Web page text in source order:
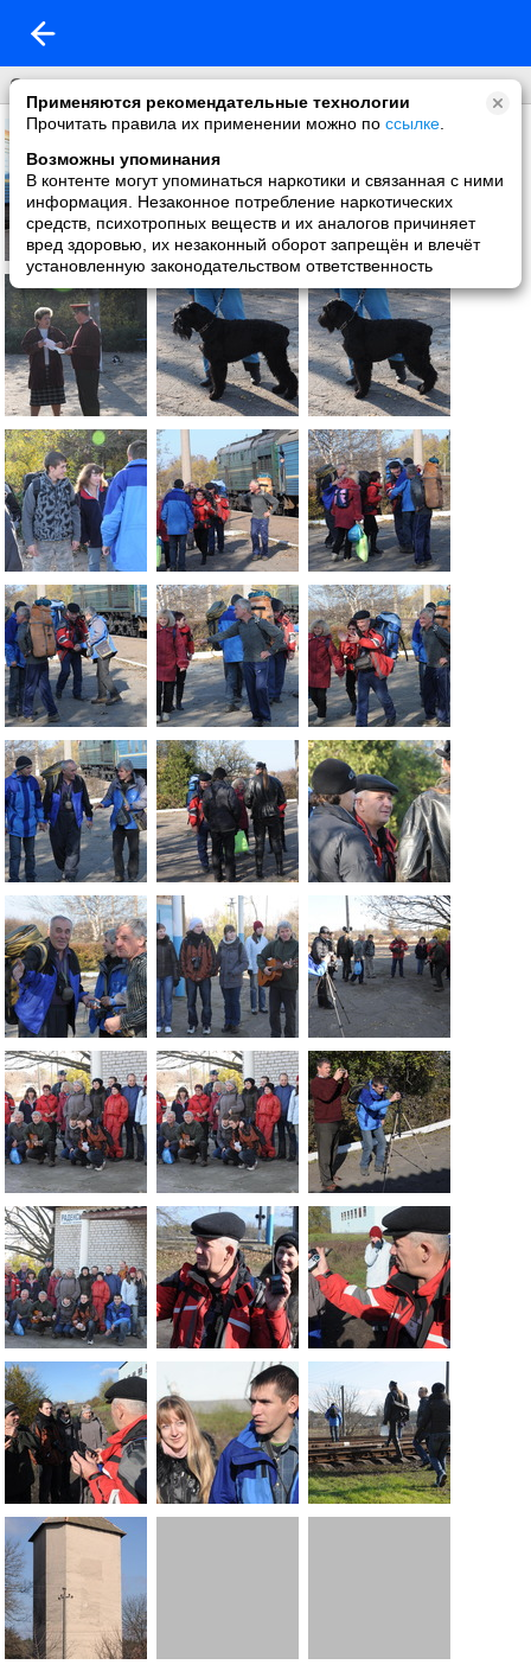
Применяются рекомендательные технологии
Прочитать правила их применении можно по ссылке
Возможны упоминания
В контенте могут упоминаться наркотики и связанная с ними
информация. Незаконное потребление наркотических
средств, психотропных веществ и их аналогов причиняет
вред здоровью, их незаконный оборот запрещён и влечёт
установленную законодательством ответственность
Олешковские пески